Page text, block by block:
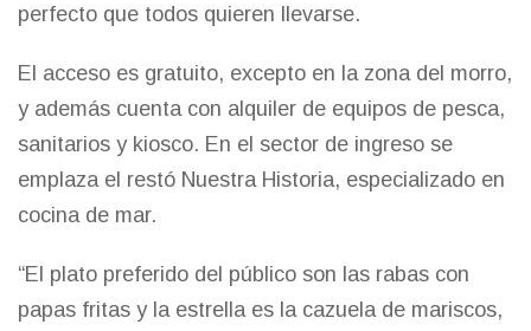
perfecto que todos quieren llevarse.
El acceso es gratuito, excepto en la zona del morro,
y además cuenta con alquiler de equipos de pesca,
sanitarios y kiosco. En el sector de ingreso se
emplaza el restó Nuestra Historia, especializado en
cocina de mar.
“El plato preferido del público son las rabas con
papas fritas y la estrella es la cazuela de mariscos,